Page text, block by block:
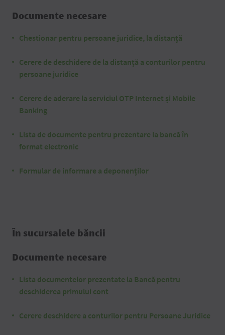
Documente necesare
Chestionar pentru persoane juridice, la distanță
Cerere de deschidere de la distanță a conturilor pentru
persoane juridice
Cerere de aderare la serviciul OTP Internet și Mobile
Banking
Lista de documente pentru prezentare la bancă în
format electronic
Formular de informare a deponenţilor
În sucursalele băncii
Documente necesare
Lista documentelor prezentate la Bancă pentru
deschiderea primului cont
Cerere deschidere a conturilor pentru Persoane Juridice